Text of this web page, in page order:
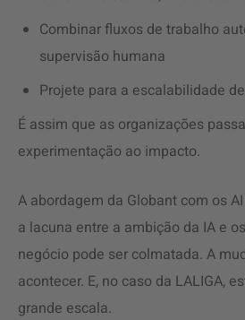
Combinar fluxos de trabalho
supervisão humana
Projete para a escalabilidade
É assim que as organizações
experimentação ao impacto.
A abordagem da Globant com os
a lacuna entre a ambição da IA e
negócio pode ser colmatada. A
acontecer. E, no caso da LALIGA,
grande escala.